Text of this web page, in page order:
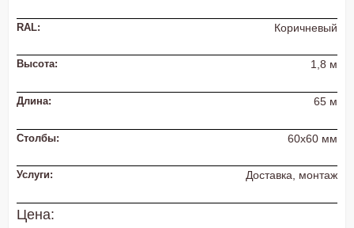
RAL: Коричневый
Высота: 1,8 м
Длина: 65 м
Столбы: 60х60 мм
Услуги: Доставка, монтаж
Цена: